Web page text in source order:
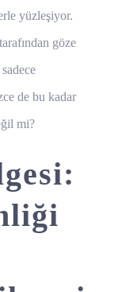
yüzleşiyor.
göze
de bu kadar
mi?